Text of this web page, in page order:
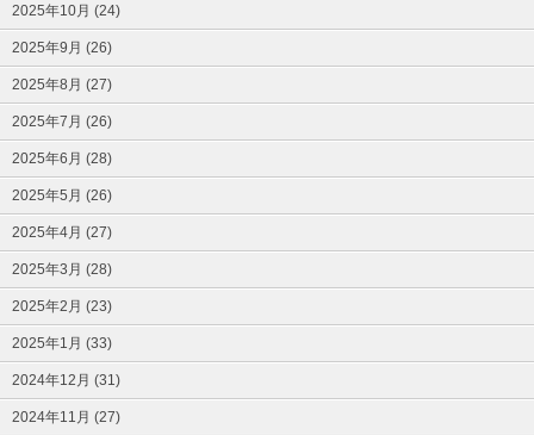
2025年10月 (24)
2025年9月 (26)
2025年8月 (27)
2025年7月 (26)
2025年6月 (28)
2025年5月 (26)
2025年4月 (27)
2025年3月 (28)
2025年2月 (23)
2025年1月 (33)
2024年12月 (31)
2024年11月 (27)